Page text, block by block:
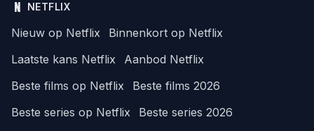
NETFLIX
Nieuw op Netflix
Binnenkort op Netflix
Laatste kans Netflix
Aanbod Netflix
Beste films op Netflix
Beste films 2026
Beste series op Netflix
Beste series 2026